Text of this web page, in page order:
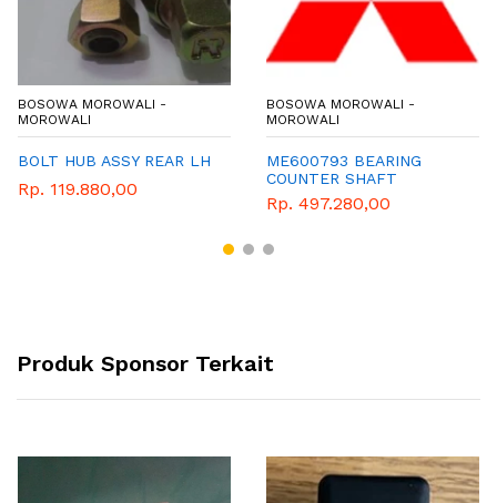
BOSOWA MOROWALI -
MOROWALI
BOLT HUB ASSY REAR LH
Rp. 119.880,00
BOSOWA MOROWALI -
MOROWALI
ME600793 BEARING
COUNTER SHAFT
Rp. 497.280,00
Produk Sponsor Terkait